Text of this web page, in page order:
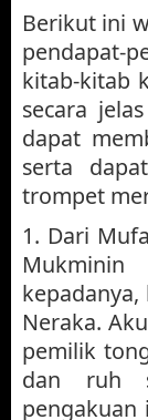
Berikut ini
pendapat-
kitab-kitab
secara
dapat
serta
trompet
1. Dari
Mukminin
Neraka.
pemilik
dan ruh
pengakuan